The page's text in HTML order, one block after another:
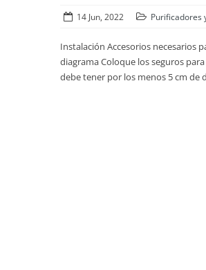
14 Jun, 2022 Purificadores
Instalación Accesorios necesarios
diagrama Coloque los seguros
debe tener por los menos 5 cm de